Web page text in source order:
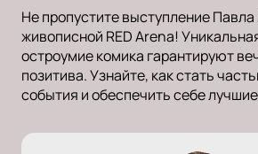
Не пропустите выступление Павла
живописной RED Arena!
остроумие комика гарантируют
позитива. Узнайте, как стать
события и обеспечить себе